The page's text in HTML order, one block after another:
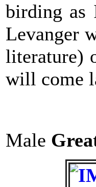
birding as
Levanger
literature)
will come
Male